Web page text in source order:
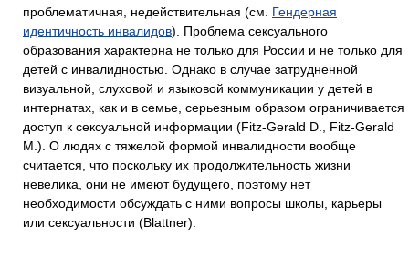
проблематичная, недействительная (см. Гендерная
идентичность инвалидов). Проблема сексуального
образования характерна не только для России и не только для
детей с инвалидностью. Однако в случае затрудненной
визуальной, слуховой и языковой коммуникации у детей в
интернатах, как и в семье, серьезным образом ограничивается
доступ к сексуальной информации (Fitz-Gerald D., Fitz-Gerald
M.). О людях с тяжелой формой инвалидности вообще
считается, что поскольку их продолжительность жизни
невелика, они не имеют будущего, поэтому нет
необходимости обсуждать с ними вопросы школы, карьеры
или сексуальности (Blattner).